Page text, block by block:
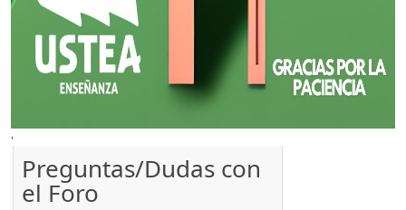
'
Preguntas/Dudas con
el Foro